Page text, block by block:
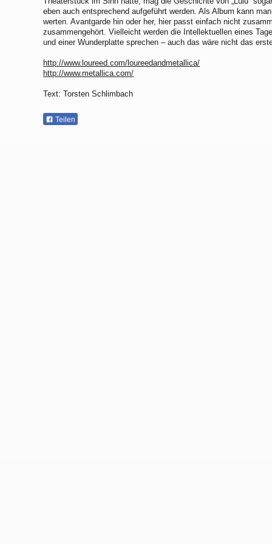
eben auch entsprechend aufgeführt werden. Als Album kann
werten. Avantgarde hin oder her, hier passt einfach nicht
zusammengehört. Vielleicht werden die Intellektuellen eines
und einer Wunderplatte sprechen – auch das wäre nicht das
http://www.loureed.com/loureedandmetallica/
http://www.metallica.com/
Text: Torsten Schlimbach
Teilen